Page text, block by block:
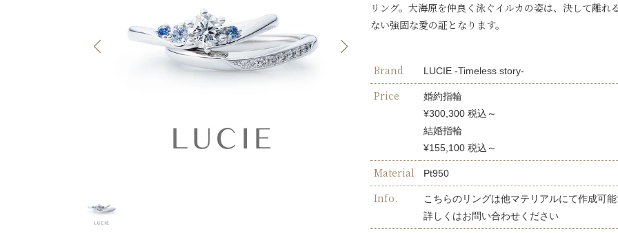
リング。大海原を仲良く泳ぐイルカの姿は、決して離れ
ない強固な愛の証となります。
Brand LUCIE -Timeless story-
Price
婚約指輪
¥300,300 税込～
結婚指輪
¥155,100 税込～
Material Pt950
Info.
こちらのリングは他マテリアルにて作成可
詳しくはお問い合わせください